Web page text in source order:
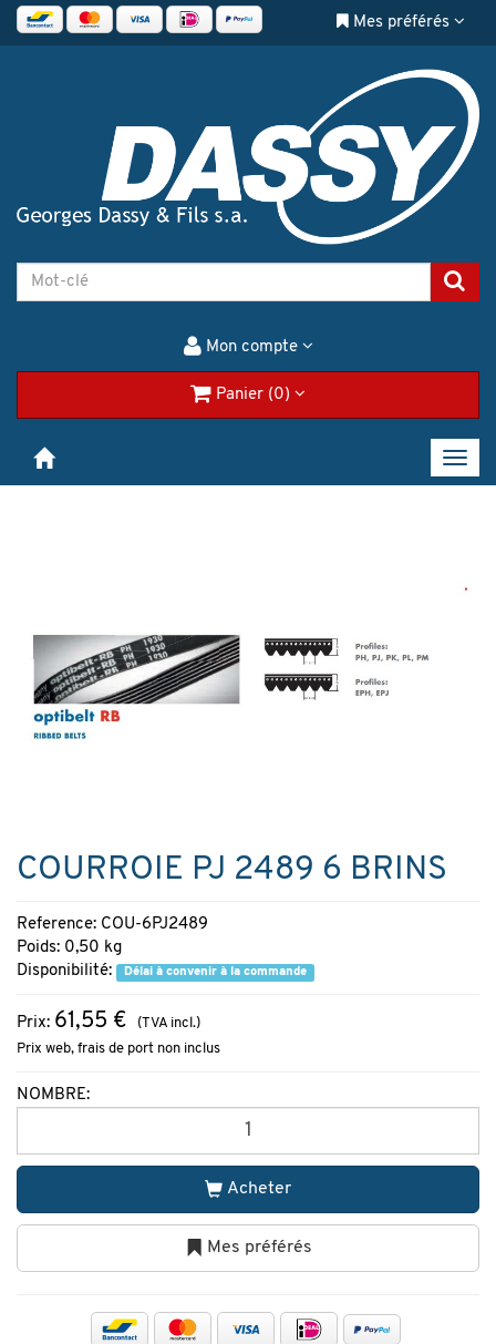
Mes préférés
Mon compte
Panier (0)
COURROIE PJ 2489 6 BRINS
Reference: COU-6PJ2489
Poids: 0,50 kg
Disponibilité:
Délai à convenir à la commande
Prix: 61,55 €
(TVA incl.)
Prix web, frais de port non inclus
NOMBRE:
Acheter
Mes préférés